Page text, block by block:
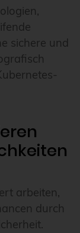
sichere und
arbeiten,
durch